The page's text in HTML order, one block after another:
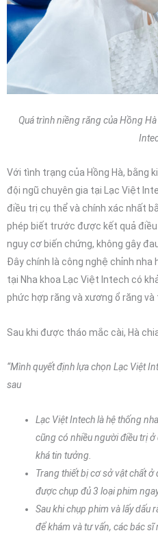
Quá trình niềng răng của Hồng
Với tình trạng của Hồng Hà, bằng
đội ngũ chuyên gia tại Lạc Việt
điều trị cụ thể và chính xác nhất
phép biết trước được kết quả điều
nguy cơ biến chứng, không gây
Đây chính là công nghệ chỉnh
tại Nha khoa Lạc Việt Intech có
phức hợp răng và xương ổ răng và
Sau khi được tháo mắc cài, Hà
“Mình quyết định lựa chọn Lạc Việt
sau
Lạc Việt Intech là hệ thống
cũng có nhiều người điều trị
khá tin tưởng.
Trang thiết bị cơ sở vật chất ở
được chụp đủ 3 loại phim
Sau khi chụp phim và lấy
để khám và tư vấn, các bác sĩ